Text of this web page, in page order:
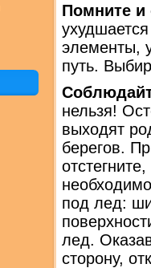
Помните
элементы,
путь.
нельзя!
выходят
берегов.
под лед:
лед.
сторону,